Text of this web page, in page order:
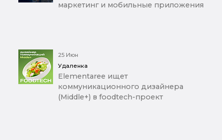
маркетинг и мобильные приложения
25 Июн
Удаленка
Elementaree ищет
коммуникационного дизайнера
(Middle+) в foodtech-проект